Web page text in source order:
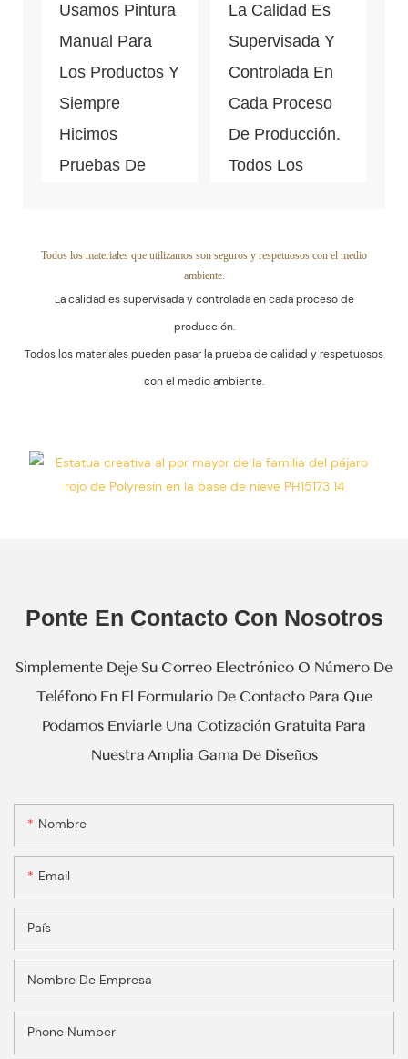
De Cada Paso
De La
Producción
Masiva.
Usamos Pintura
Manual Para
Los Productos Y
Siempre
Hicimos
Pruebas De
En Masa.
La Calidad Es
Supervisada Y
Controlada En
Cada Proceso
De Producción.
Todos Los
La Prueba De
Respetuosos
Con El Medio
Ambiente.
Todos los materiales que utilizamos son seguros y respetuosos con el medio
ambiente.
La calidad es supervisada y controlada en cada proceso de
producción.
Todos los materiales pueden pasar la prueba de calidad y respetuosos
con el medio ambiente.
Ponte En Contacto Con Nosotros
Simplemente Deje Su Correo Electrónico O Número De
Teléfono En El Formulario De Contacto Para Que
Podamos Enviarle Una Cotización Gratuita Para
Nuestra Amplia Gama De Diseños
Nombre
Email
País
Nombre De Empresa
Phone Number